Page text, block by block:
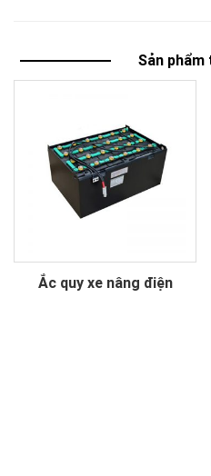
Sản
Ắc quy xe nâng điện